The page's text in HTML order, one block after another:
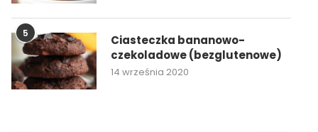
5
Ciasteczka bananowo-
czekoladowe (bezglutenowe)
14 września 2020